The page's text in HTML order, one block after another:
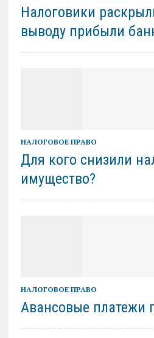
Налоговики
выводу прибыли
НАЛОГОВОЕ ПРАВО
Для кого снизили
имущество?
НАЛОГОВОЕ ПРАВО
Авансовые платежи